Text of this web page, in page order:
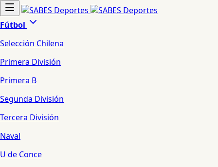
Fútbol
Selección Chilena
Primera División
Primera B
Segunda División
Tercera División
Naval
U de Conce